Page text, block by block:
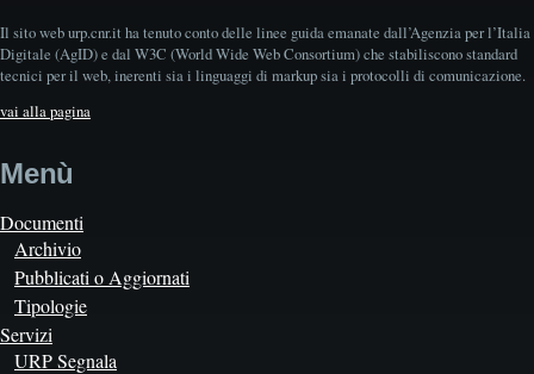
Il sito web urp.cnr.it ha tenuto conto delle linee guida emanate dall’Agenzia per l’Italia
Digitale (AgID) e dal W3C (World Wide Web Consortium) che stabiliscono standard
tecnici per il web, inerenti sia i linguaggi di markup sia i protocolli di comunicazione.
vai alla pagina
Menù
Documenti
Archivio
Pubblicati o Aggiornati
Tipologie
Servizi
URP Segnala